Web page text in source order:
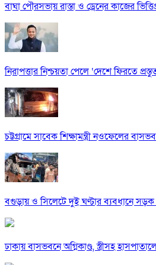
বাঘা পৌরসভায় রাস্তা ও ড্রেনের কাজের
নিরাপত্তার নিশ্চয়তা পেলে ‘দেশে ফিরতে
চট্টগ্রামে সাবেক শিক্ষামন্ত্রী নওফেলের
বগুড়ায় ও সিলেটে দুই ঘণ্টার ব্যবধানে সড়ক
ঢাকায় বাসভবনে অগ্নিকাণ্ড, স্ত্রীসহ